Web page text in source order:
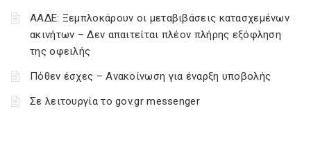
ΑΑΔΕ: Ξεμπλοκάρουν οι μεταβιβάσεις κατασχεμένων
ακινήτων – Δεν απαιτείται πλέον πλήρης εξόφληση
της οφειλής
Πόθεν έσχες – Ανακοίνωση για έναρξη υποβολής
Σε λειτουργία το gov.gr messenger